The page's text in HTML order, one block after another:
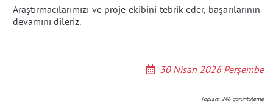
Araştırmacılarımızı ve proje ekibini tebrik eder, başarılarının
devamını dileriz.
30 Nisan 2026 Perşembe
Toplam246görüntüleme